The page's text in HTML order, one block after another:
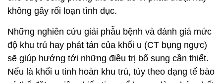
không gây rối loạn tình dục.
Những nghiên cứu giải phẫu bệnh và đánh giá mức
độ khu trú hay phát tán của khối u (CT bụng ngực)
sẽ giúp hướng tới những điều trị bổ sung cần thiết.
Nếu là khối u tinh hoàn khu trú, tùy theo dạng tế bào